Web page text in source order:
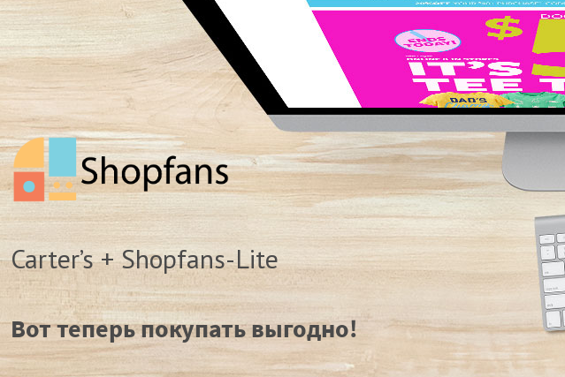
Carter’s + Shopfans-Lite
Вот теперь покупать выгодно!